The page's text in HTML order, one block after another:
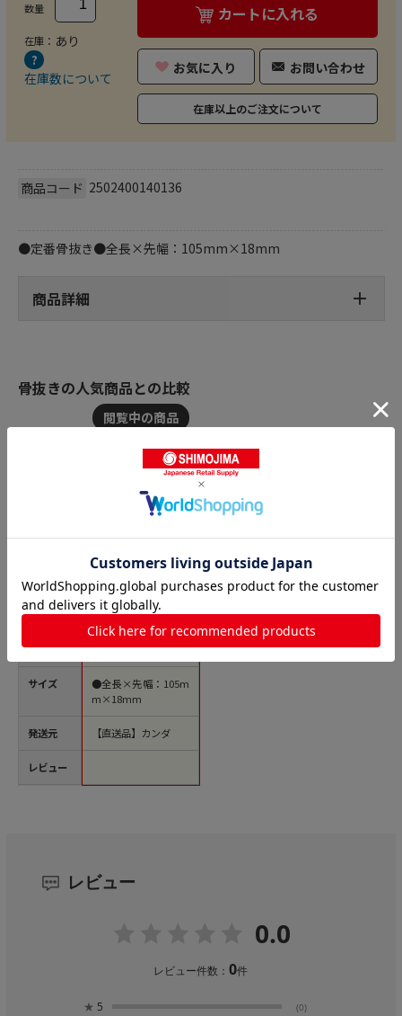
数量
在庫： あり
在庫数について
カートに入れる
お気に入り お問い合わせ
在庫以上のご注文について
商品コード 2502400140136
●定番骨抜き●全長×先幅：105mm×18mm
商品詳細
骨抜きの人気商品との比較
込)
サイズ
発送元
レビュー
ST鶴印別上骨抜西型1
05mm 1個（ご注文単
位1個）【直送品】
￥750
●全長×先幅：105m
m×18mm
【直送品】カンダ
レビュー
0.0
レビュー件数：0件
★ 5 (0)